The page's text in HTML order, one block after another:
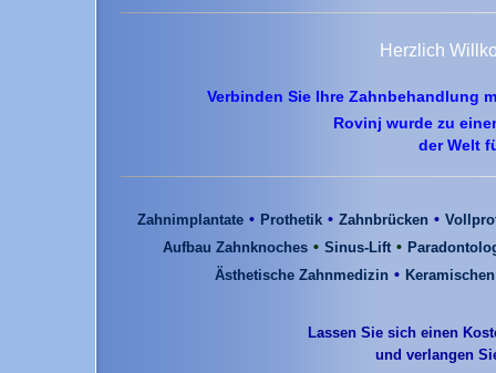
Herzlich
Verbinden Sie Ihre Zahnbehandlung
Rovinj wurde zu
der Welt
Zahnimplantate • Prothetik • Zahnbrücken •
Aufbau Zahnknoches • Sinus-Lift •
Ästhetische Zahnmedizin •
Lassen Sie sich einen
und verlangen